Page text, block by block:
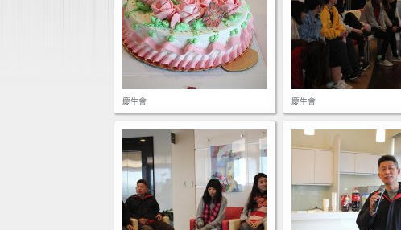
慶生會 慶生會